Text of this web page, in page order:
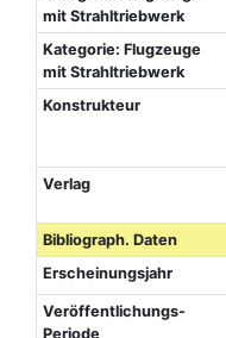
mit Strahltriebwerk
Kategorie: Flugzeuge
mit Strahltriebwerk
Konstrukteur
Verlag
Bibliograph. Daten
Erscheinungsjahr
Veröffentlichungs-
Periode